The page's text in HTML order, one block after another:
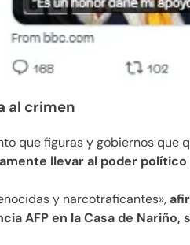
al crimen
que figuras y gobiernos que
llevar al poder
y narcotraficantes»,
AFP en la Casa de